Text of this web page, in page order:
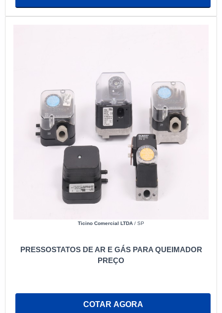
Ticino Comercial LTDA / SP
PRESSOSTATOS DE AR E GÁS PARA QUEIMADOR
PREÇO
COTAR AGORA